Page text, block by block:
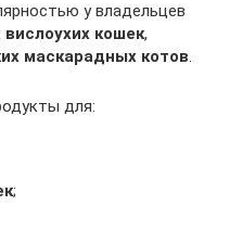
у владельцев
кошек,
маскарадных котов.
для:
;